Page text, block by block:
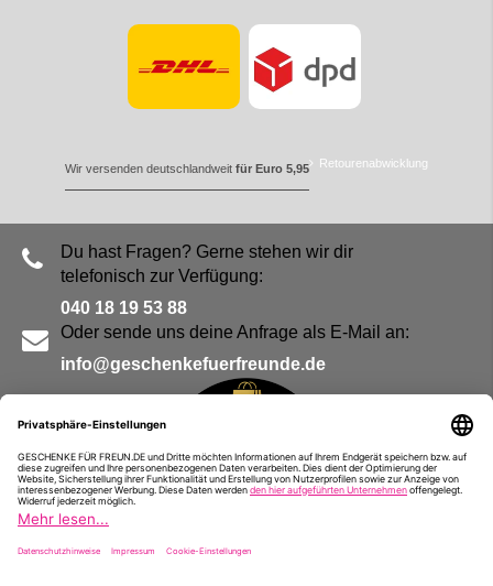
Wir versenden deutschlandweit für Euro 5,95 Retourenabwicklung
Du hast Fragen? Gerne stehen wir dir
telefonisch zur Verfügung:
040 18 19 53 88
Oder sende uns deine Anfrage als E-Mail an:
info@geschenkefuerfreunde.de